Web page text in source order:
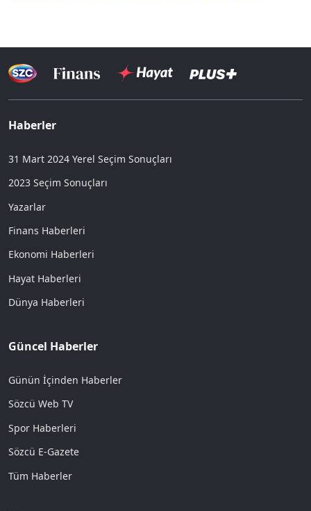
Haberler
31 Mart 2024 Yerel Seçim Sonuçları
2023 Seçim Sonuçları
Yazarlar
Finans Haberleri
Ekonomi Haberleri
Hayat Haberleri
Dünya Haberleri
Güncel Haberler
Günün İçinden Haberler
Sözcü Web TV
Spor Haberleri
Sözcü E-Gazete
Tüm Haberler